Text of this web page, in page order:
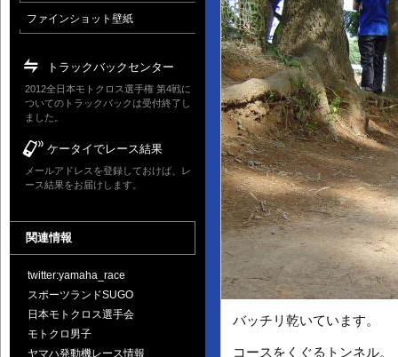
バッチリ乾いています。
コースをくぐるトンネル。
ファインショット壁紙
トラックバックセンター
2012全日本モトクロス選手権 第4戦に
ついてのトラックバックは受付終了し
ました。
ケータイでレース結果
メールアドレスを登録しておけば、レ
ース結果をお届けします。
関連情報
twitter:yamaha_race
スポーツランドSUGO
日本モトクロス選手会
モトクロ男子
ヤマハ発動機レース情報